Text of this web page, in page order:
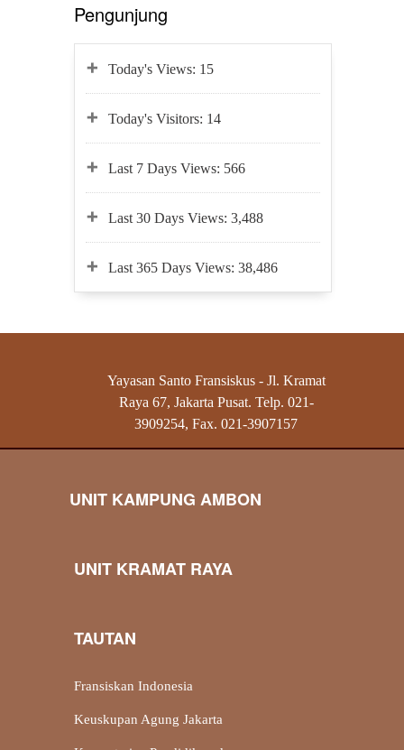
Pengunjung
Today's Views: 15
Today's Visitors: 14
Last 7 Days Views: 566
Last 30 Days Views: 3,488
Last 365 Days Views: 38,486
Yayasan Santo Fransiskus - Jl. Kramat
Raya 67, Jakarta Pusat. Telp. 021-
3909254, Fax. 021-3907157
UNIT KAMPUNG AMBON
UNIT KRAMAT RAYA
TAUTAN
Fransiskan Indonesia
Keuskupan Agung Jakarta